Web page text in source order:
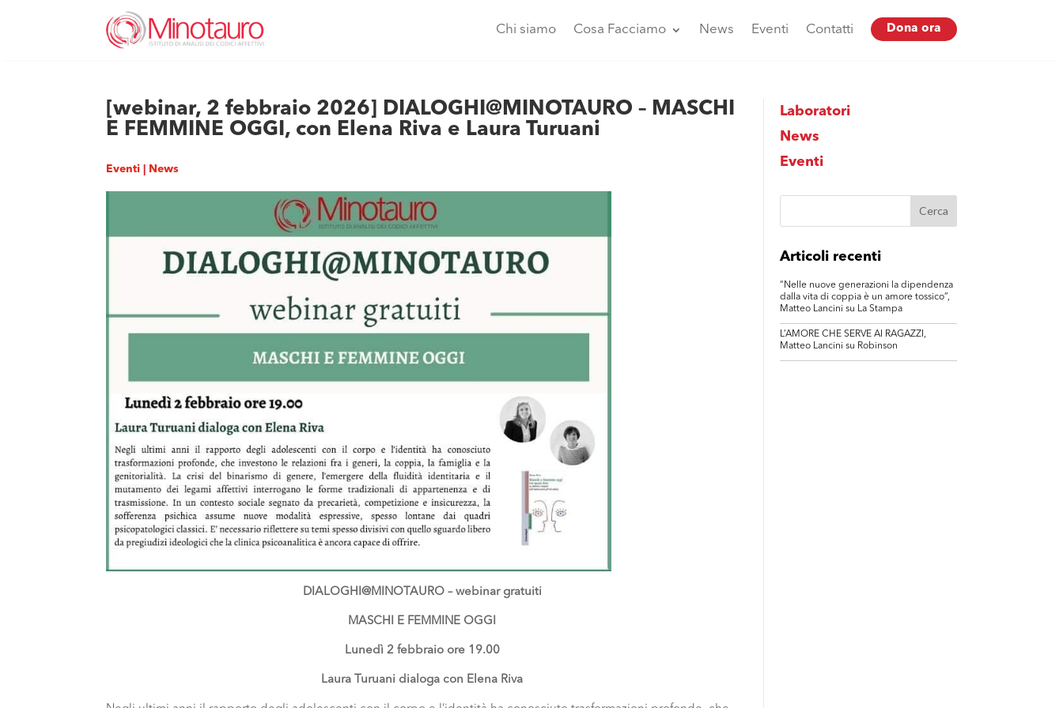
Chi siamo Cosa Facciamo News Eventi Contatti Dona ora
[webinar, 2 febbraio 2026] DIALOGHI@MINOTAURO – MASCHI
E FEMMINE OGGI, con Elena Riva e Laura Turuani
Eventi News
DIALOGHI@MINOTAURO – webinar gratuiti
MASCHI E FEMMINE OGGI
Lunedì 2 febbraio ore 19.00
Laura Turuani dialoga con Elena Riva
Laboratori
News
Eventi
Articoli recenti
“Nelle nuove generazioni la dipendenza
dalla vita di coppia è un amore tossico”,
Matteo Lancini su La Stampa
L’AMORE CHE SERVE AI RAGAZZI,
Matteo Lancini su Robinson